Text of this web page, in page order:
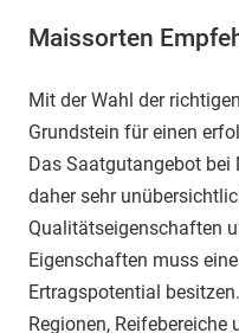
Maissorten
Mit der Wahl der
Grundstein für einen
Das Saatgutangebot
daher sehr
Qualitätseigenschaften
Eigenschaften muss
Ertragspotential
Regionen,